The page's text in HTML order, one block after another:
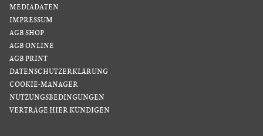
MEDIADATEN
IMPRESSUM
AGB SHOP
AGB ONLINE
AGB PRINT
DATENSCHUTZERKLÄRUNG
COOKIE-MANAGER
NUTZUNGSBEDINGUNGEN
VERTRÄGE HIER KÜNDIGEN